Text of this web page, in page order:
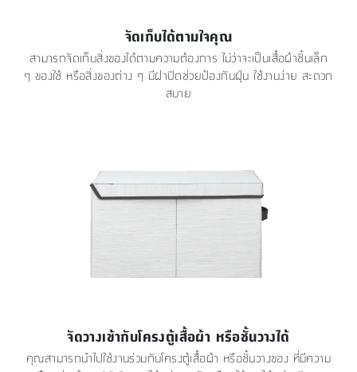
จัดเก็บได้ตามใจคุณ
สามารถจัดเก็บสิ่งของได้ตามความต้องการ ไม่ว่าจะเป็นเสื้อผ้าชิ้นเล็ก
ๆ ของใช้ หรือสิ่งของต่าง ๆ มีฝาปิดช่วยป้องกันฝุ่น ใช้งานง่าย สะดวก
สบาย
จัดวางเข้ากับโครงตู้เสื้อผ้า หรือชั้นวางได้
คุณสามารถนำไปใช้งานร่วมกับโครงตู้เสื้อผ้า หรือชั้นวางของ ที่มีความ